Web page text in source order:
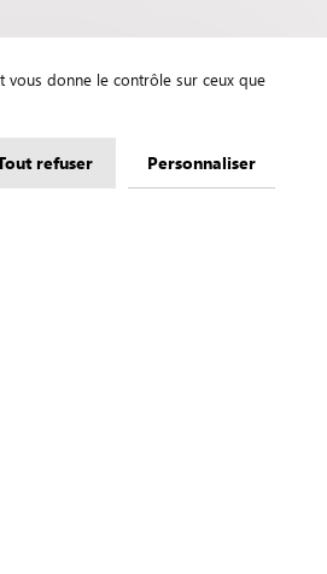
vous donne le contrôle sur ceux que
refuser Personnaliser